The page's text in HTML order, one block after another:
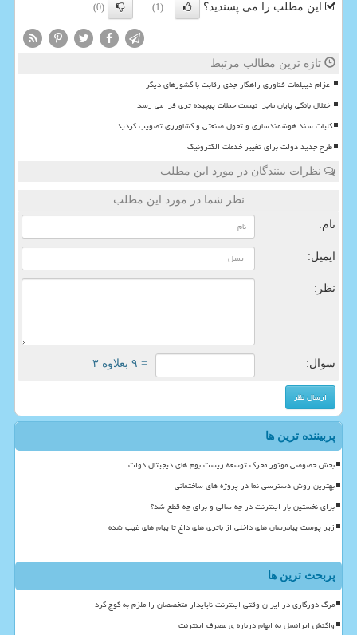
این مطلب را می پسندید؟ (1)
(0)
تازه ترین مطالب مرتبط
اعزام دیپلمات فناوری راهکار جدی رقابت با کشورهای دیگر
اختلال بانکی پایان ماجرا نیست حملات پیچیده تری فرا می رسد
کلیات سند هوشمندسازی و تحول صنعتی و کشاورزی تصویب گردید
طرح جدید دولت برای تغییر خدمات الکترونیک
نظرات بینندگان در مورد این مطلب
نظر شما در مورد این مطلب
نام:
ایمیل:
نظر:
سوال: = ۹ بعلاوه ۳
پربیننده ترین ها
بخش خصوصی موتور محرک توسعه زیست بوم های دیجیتال دولت
بهترین روش دسترسی نما در پروژه های ساختمانی
برای نخستین بار اینترنت در چه سالی و برای چه قطع شد؟
زیر پوست پیامرسان های داخلی از باتری های داغ تا پیام های غیب شده
پربحث ترین ها
مرگ دورکاری در ایران وقتی اینترنت ناپایدار متخصصان را ملزم به کوچ کرد
واکنش ایرانسل به ابهام درباره ی مصرف اینترنت